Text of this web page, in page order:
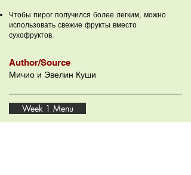
Чтобы пирог получился более легким, можно
использовать свежие фрукты вместо
сухофруктов.
Author/Source
Мичио и Эвелин Куши
Week 1 Menu